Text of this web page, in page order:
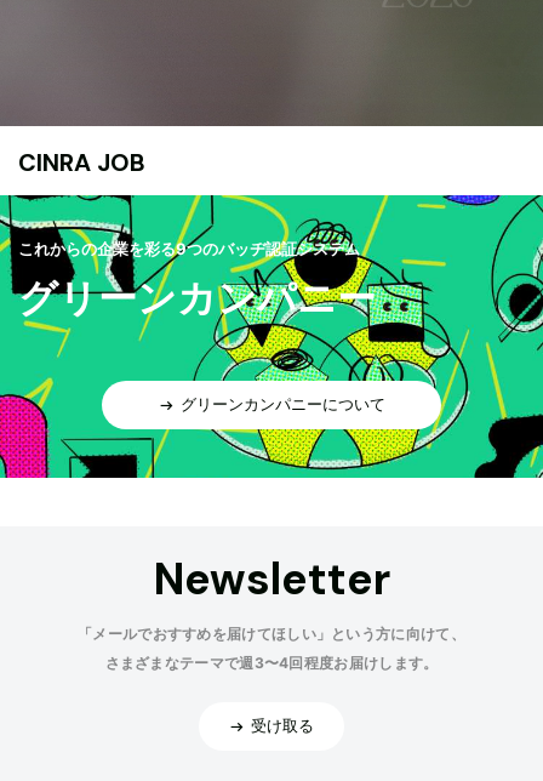
CINRA JOB
これからの企業を彩る9つのバッヂ認証システム
グリーンカンパニー
グリーンカンパニーについて
Newsletter
「メールでおすすめを届けてほしい」という方に向けて、
さまざまなテーマで週3〜4回程度お届けします。
受け取る